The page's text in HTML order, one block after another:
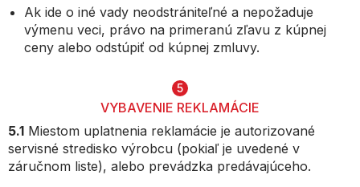
Ak ide o iné vady neodstrániteľné a nepožaduje
výmenu veci, právo na primeranú zľavu z kúpnej
ceny alebo odstúpiť od kúpnej zmluvy.
5
VYBAVENIE REKLAMÁCIE
5.1 Miestom uplatnenia reklamácie je autorizované
servisné stredisko výrobcu (pokiaľ je uvedené v
záručnom liste), alebo prevádzka predávajúceho.